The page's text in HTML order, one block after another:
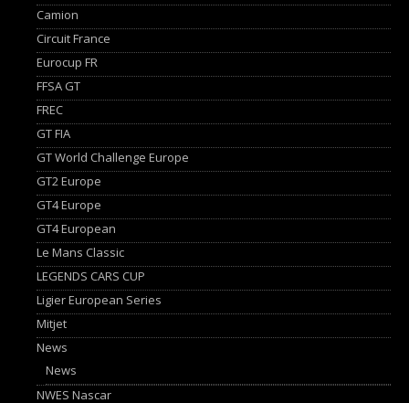
Camion
Circuit France
Eurocup FR
FFSA GT
FREC
GT FIA
GT World Challenge Europe
GT2 Europe
GT4 Europe
GT4 European
Le Mans Classic
LEGENDS CARS CUP
Ligier European Series
Mitjet
News
News
NWES Nascar